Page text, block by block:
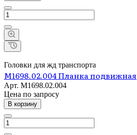
Головки для жд транспорта
М1698.02.004 Планка подвижная
Арт. М1698.02.004
Цена по запросу
В корзину